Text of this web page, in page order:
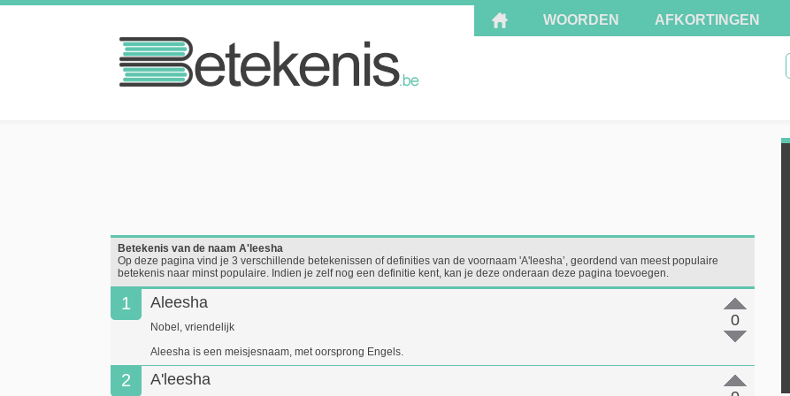
WOORDEN AFKORTINGEN
Betekenis van de naam A'leesha
Op deze pagina vind je 3 verschillende betekenissen of definities van de voornaam 'A'leesha’, geordend van meest populaire
betekenis naar minst populaire. Indien je zelf nog een definitie kent, kan je deze onderaan deze pagina toevoegen.
1
0
Aleesha
Nobel, vriendelijk
Aleesha is een meisjesnaam, met oorsprong Engels.
2 A'leesha